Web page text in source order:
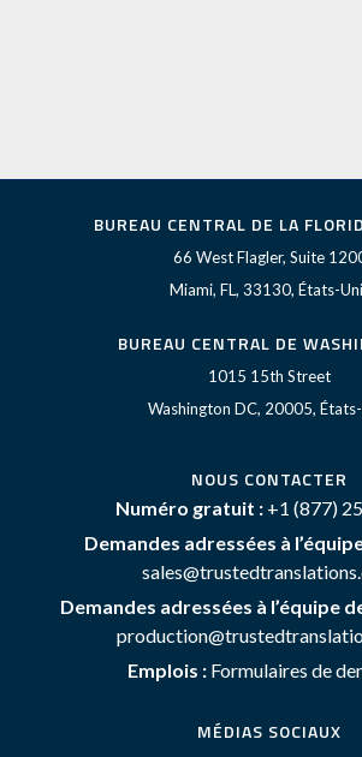
BUREAU CENTRAL DE LA
66 West Flagler, Suite
Miami, FL, 33130, États-
BUREAU CENTRAL DE
1015 15th Street
Washington DC, 20005,
NOUS CONTACTER
Numéro gratuit : +1 (877)
Demandes adressées à
Demandes adressées à l’équipe
Emplois : Formulaires de
MÉDIAS SOCIAUX